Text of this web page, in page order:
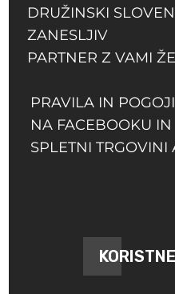
DRUŽINSKI
ZANESLJIV
PARTNER Z VAMI
PRAVILA IN
NA FACEBOOKU IN
SPLETNI TRGOVINI